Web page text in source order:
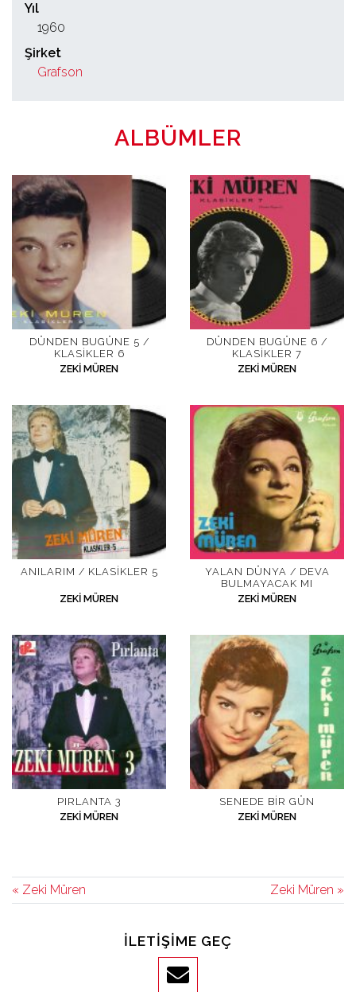
Yıl
1960
Şirket
Grafson
ALBÜMLER
DÜNDEN BUGÜNE 5 /
KLASIKLER 6
ZEKI MÜREN
DÜNDEN BUGÜNE 6 /
KLASIKLER 7
ZEKI MÜREN
ANILARIM / KLASIKLER 5
ZEKI MÜREN
YALAN DÜNYA / DEVA
BULMAYACAK MI
ZEKI MÜREN
PIRLANTA 3
ZEKI MÜREN
SENEDE BIR GÜN
ZEKI MÜREN
« Zeki Müren Zeki Müren »
İLETIŞIME GEÇ